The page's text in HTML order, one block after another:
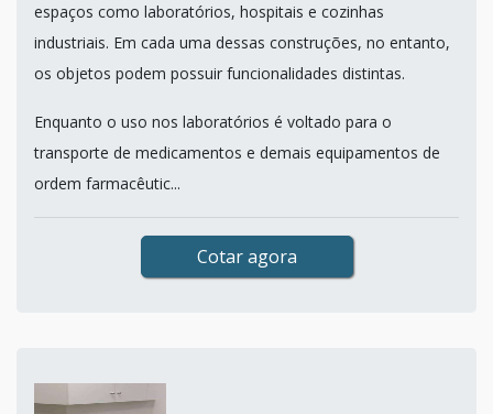
espaços como laboratórios, hospitais e cozinhas
industriais. Em cada uma dessas construções, no entanto,
os objetos podem possuir funcionalidades distintas.
Enquanto o uso nos laboratórios é voltado para o
transporte de medicamentos e demais equipamentos de
ordem farmacêutic...
Cotar agora